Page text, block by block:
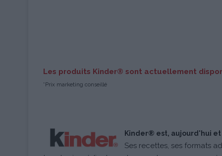
Les produits Kinder® sont actuellement
*Prix marketing conseillé
Kinder® est, aujourd'hui
Ses recettes, ses formats